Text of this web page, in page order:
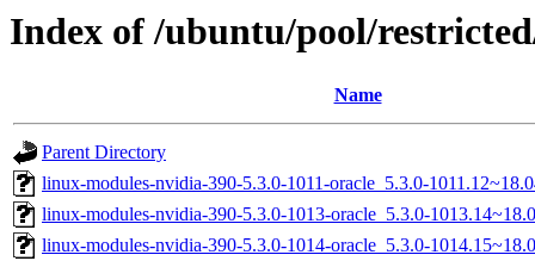
Index of /ubuntu/pool/
Name
Parent Directory
linux-modules-nvidia-390-5.3.0-1011-oracle_5.3.0-
linux-modules-nvidia-390-5.3.0-1013-oracle_5.3.0-
linux-modules-nvidia-390-5.3.0-1014-oracle_5.3.0-